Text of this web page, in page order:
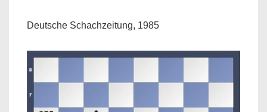
Deutsche Schachzeitung, 1985